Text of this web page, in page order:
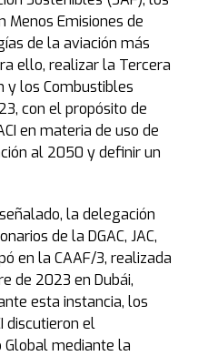
Menos Emisiones de
de la aviación más
ello, realizar la Tercera
y los Combustibles
con el propósito de
en materia de uso de
al 2050 y definir un
la delegación
de la DGAC, JAC,
en la CAAF/3, realizada
de 2023 en Dubái,
esta instancia, los
discutieron el
mediante la